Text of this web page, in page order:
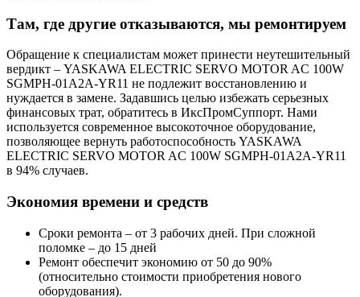
Там, где другие отказываются, мы ремонтируем
Обращение к специалистам может принести неутешительный
вердикт – YASKAWA ELECTRIC SERVO MOTOR AC 100W
SGMPH-01A2A-YR11 не подлежит восстановлению и
нуждается в замене. Задавшись целью избежать серьезных
финансовых трат, обратитесь в ИксПромСуппорт. Нами
используется современное высокоточное оборудование,
позволяющее вернуть работоспособность YASKAWA
ELECTRIC SERVO MOTOR AC 100W SGMPH-01A2A-YR11
в 94% случаев.
Экономия времени и средств
Сроки ремонта – от 3 рабочих дней. При сложной
поломке – до 15 дней
Ремонт обеспечит экономию от 50 до 90%
(относительно стоимости приобретения нового
оборудования).